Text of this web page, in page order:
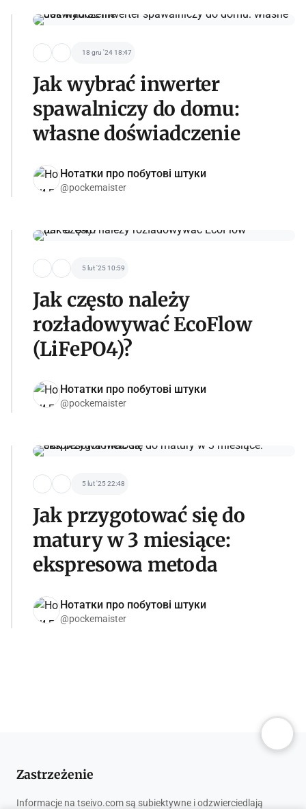
18 gru '24 18:47
Jak wybrać inwerter
spawalniczy do domu:
własne doświadczenie
Нотатки про побутові штуки
@pockemaister
5 lut '25 10:59
Jak często należy
rozładowywać EcoFlow
(LiFePO4)?
Нотатки про побутові штуки
@pockemaister
5 lut '25 22:48
Jak przygotować się do
matury w 3 miesiące:
ekspresowa metoda
Нотатки про побутові штуки
@pockemaister
Zastrzeżenie
Informacje na tseivo.com są subiektywne i odzwierciedlają